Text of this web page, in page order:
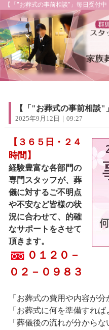
【「"お葬式の事前相談"」毎日受付中
3 4
9
10 11
16
17 18
23
24 25
30
31
【「"お葬式の事前相談"
2025年9月12日｜09:27
【３６５日・２４
時間】
経験豊富な各部門の
専門スタッフが、葬
儀に対するご不明点
や不安など皆様の状
況に合わせて、的確
なサポートをさせて
頂きます。
０１２０－
０２－０９８３
「お葬式の費用や内容が分
「お葬式に何を準備すれば
「葬儀後の流れが分からな